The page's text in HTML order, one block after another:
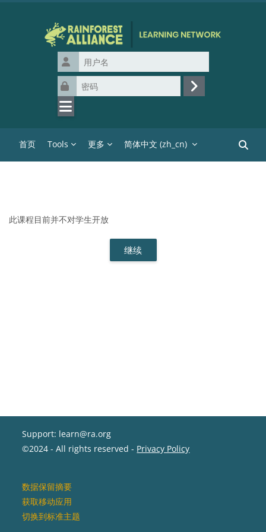
用户名
密码
登录
首页 Tools 更多 简体中文 ‎(zh_cn)‎
搜索课
此课程目前并不对学生开放
继续
Support: learn@ra.org
©2024 - All rights reserved - Privacy Policy
‎数据保留摘要‎
获取移动应用
切换到标准主题